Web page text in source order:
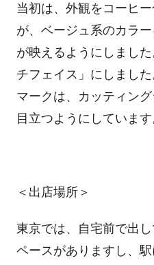
当初は、外観をコーヒ
が、ベージュ系のカラ
が映えるようにしまし
チフェイス」にしまし
マークは、カッティン
目立つようにしています
＜出店場所＞
東京では、自宅前で出
ペースがありますし、